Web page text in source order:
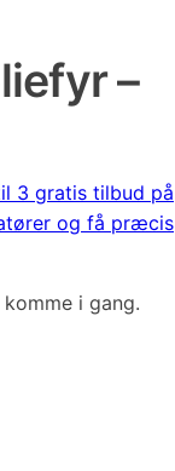
–
3 gratis tilbud på
og få præcis
i gang.